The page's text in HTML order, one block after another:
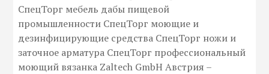
СпецТорг мебель дабы пищевой
промышленности СпецТорг моющие и
дезинфицирующие средства СпецТорг ножи и
заточное арматура СпецТорг профессиональный
моющий вязанка Zaltech GmbH Австрия –